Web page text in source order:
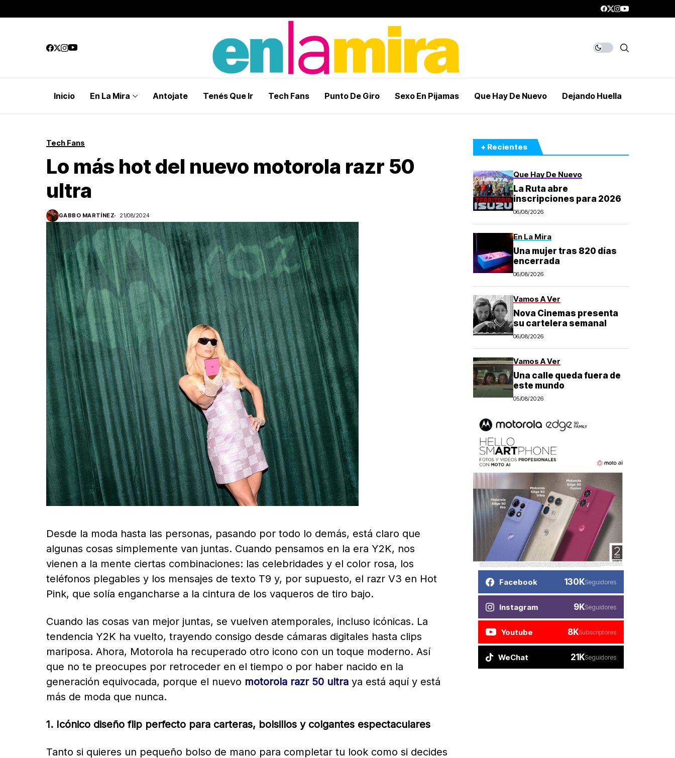
Inicio En La Mira Antojate Tenés Que Ir Tech Fans Punto De Giro Sexo En Pijamas Que Hay De Nuevo Dejando Huella
Tech Fans
Lo más hot del nuevo motorola razr 50
ultra
GABBO MARTÍNEZ 21/08/2024
Desde la moda hasta las personas, pasando por todo lo demás, está claro que
algunas cosas simplemente van juntas. Cuando pensamos en la era Y2K, nos
vienen a la mente ciertas combinaciones: las celebridades y el color rosa, los
teléfonos plegables y los mensajes de texto T9 y, por supuesto, el razr V3 en Hot
Pink, que solía engancharse a la cintura de los vaqueros de tiro bajo.
Cuando las cosas van mejor juntas, se vuelven atemporales, incluso icónicas. La
tendencia Y2K ha vuelto, trayendo consigo desde cámaras digitales hasta clips
mariposa. Ahora, Motorola ha recuperado otro icono con un toque moderno. Así
que no te preocupes por retroceder en el tiempo o por haber nacido en la
generación equivocada, porque el nuevo motorola razr 50 ultra ya está aquí y está
más de moda que nunca.
1. Icónico diseño flip perfecto para carteras, bolsillos y colgantes espectaculares
Tanto si quieres un pequeño bolso de mano para completar tu look como si decides
+ Recientes
Que Hay De Nuevo
La Ruta abre
inscripciones para 2026
06/08/2026
En La Mira
Una mujer tras 820 días
encerrada
06/08/2026
Vamos A Ver
Nova Cinemas presenta
su cartelera semanal
06/08/2026
Vamos A Ver
Una calle queda fuera de
este mundo
05/08/2026
Facebook 130KSeguidores
Instagram 9KSeguidores
Youtube 8KSubscriptores
WeChat 21KSeguidores